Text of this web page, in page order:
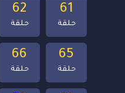
66
حلقة
65
حلقة
62
حلقة
61
حلقة